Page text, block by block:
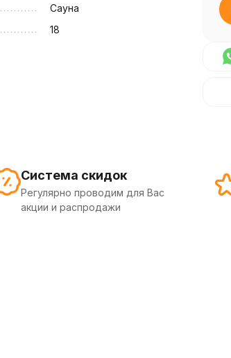
Сауна
18
Система скидок
Регулярно проводим для Вас
акции и распродажи